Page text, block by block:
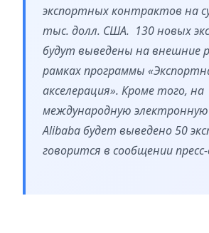
экспортных контрактов на
тыс. долл. США. 130 новых
будут выведены на внешние
рамках программы
акселерация». Кроме того, на
международную
Alibaba будет выведено 50
говорится в сообщении